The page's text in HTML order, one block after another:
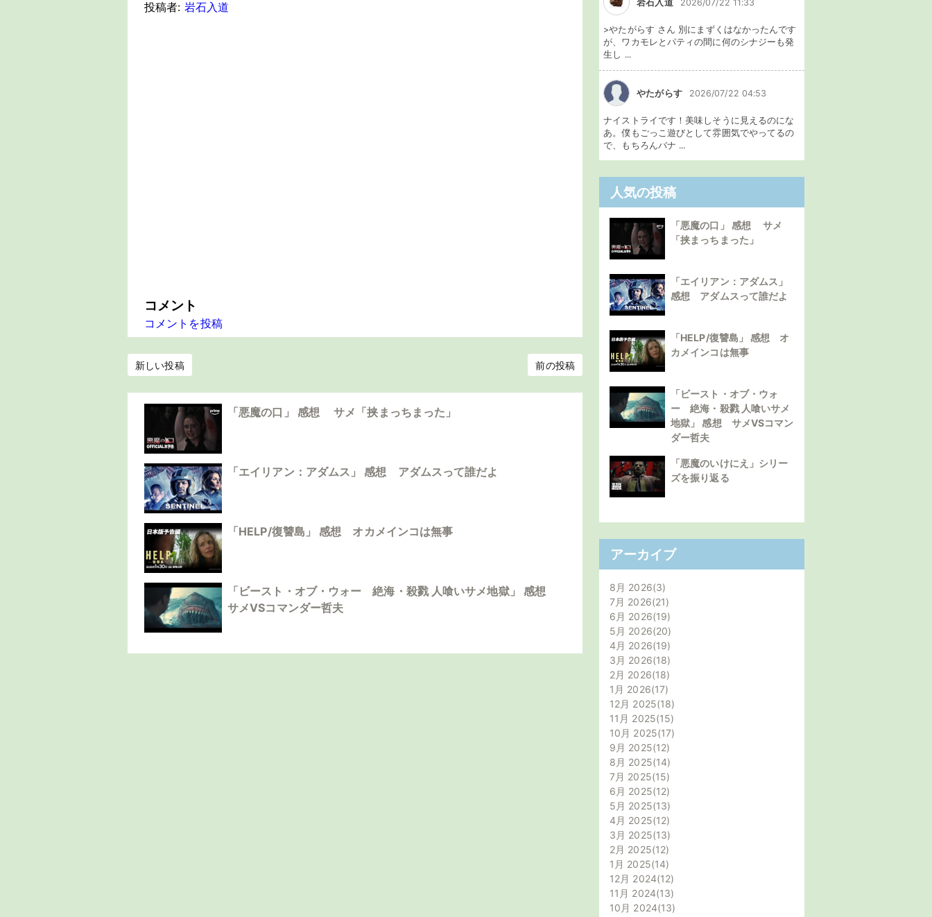
投稿者: 岩石入道
コメント
コメントを投稿
新しい投稿 前の投稿
「悪魔の口」 感想 サメ「挟まっちまった」
「エイリアン：アダムス」 感想 アダムスって誰だよ
「HELP/復讐島」 感想 オカメインコは無事
「ビースト・オブ・ウォー 絶海・殺戮 人喰いサメ地獄」 感想
サメVSコマンダー哲夫
岩石入道 2026/07/22 11:33
>やたがらす さん 別にまずくはなかったんです
が、ワカモレとパティの間に何のシナジーも発
生し ...
やたがらす 2026/07/22 04:53
ナイストライです！美味しそうに見えるのにな
あ。僕もごっこ遊びとして雰囲気でやってるの
で、もちろんバナ ...
人気の投稿
「悪魔の口」 感想 サメ
「挟まっちまった」
「エイリアン：アダムス」
感想 アダムスって誰だよ
「HELP/復讐島」 感想 オ
カメインコは無事
「ビースト・オブ・ウォ
ー 絶海・殺戮 人喰いサメ
地獄」 感想 サメVSコマン
ダー哲夫
「悪魔のいけにえ」シリー
ズを振り返る
アーカイブ
8月 2026 3
7月 2026 21
6月 2026 19
5月 2026 20
4月 2026 19
3月 2026 18
2月 2026 18
1月 2026 17
12月 2025 18
11月 2025 15
10月 2025 17
9月 2025 12
8月 2025 14
7月 2025 15
6月 2025 12
5月 2025 13
4月 2025 12
3月 2025 13
2月 2025 12
1月 2025 14
12月 2024 12
11月 2024 13
10月 2024 13